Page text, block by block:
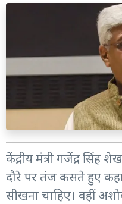
केंद्रीय मंत्री गजेंद्र सिंह
दौरे पर तंज कसते हुए
सीखना चाहिए। वहीं